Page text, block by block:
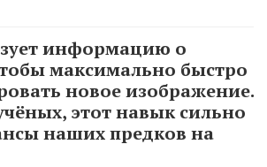
информацию о
максимально быстро
новое изображение.
этот навык сильно
наших предков на